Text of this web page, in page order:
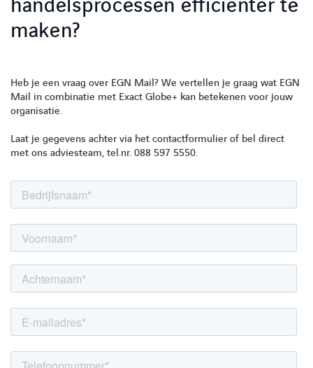
handelsprocessen efficiënter te
maken?
Heb je een vraag over EGN Mail? We vertellen je graag wat EGN
Mail in combinatie met Exact Globe+ kan betekenen voor jouw
organisatie.
Laat je gegevens achter via het contactformulier of bel direct
met ons adviesteam, tel.nr. 088 597 5550.